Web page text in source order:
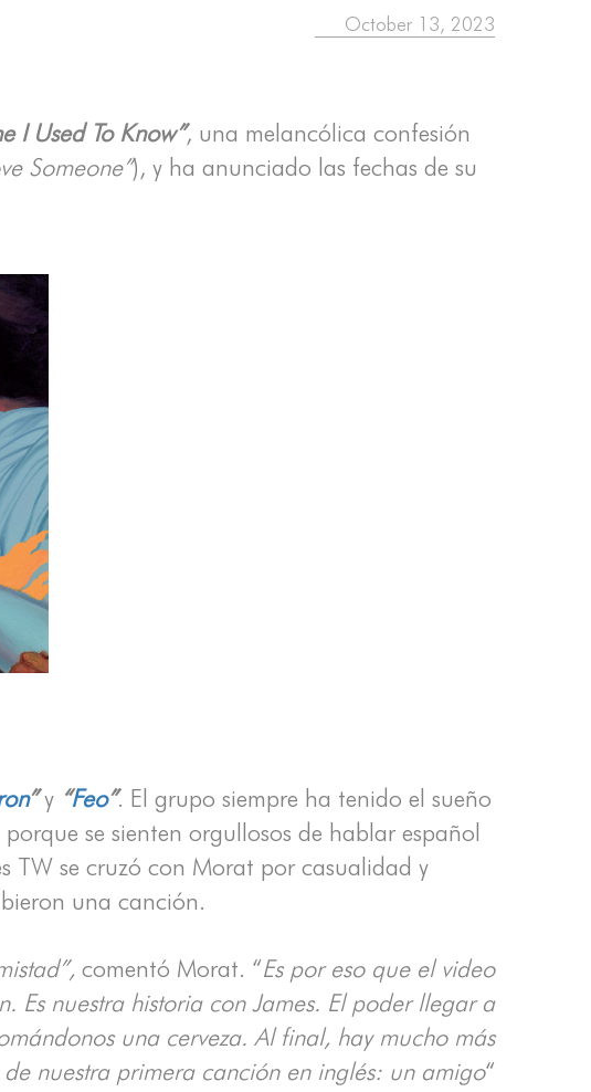
October 13, 2023
I Used To Know”, una melancólica confesión
Someone”), y ha anunciado las fechas de su
”y “Feo”. El grupo siempre ha tenido el sueño
se sienten orgullosos de hablar español
TW se cruzó con Morat por casualidad y
una canción.
comentó Morat. “Es por eso que el video
nuestra historia con James. El poder llegar a
una cerveza. Al final, hay mucho más
de nuestra primera canción en inglés: un amigo“